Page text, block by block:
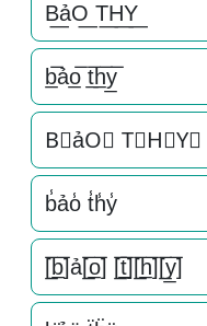
B͟ảO͟ T͟H͟Y͟
b̲̅ảo̲̅ t̲̅h̲̅y̲̅
B⃣ảO⃣ T⃣H⃣Y⃣
b̾ảo̾ t̾h̾y̾
[̲̅b̲̅]ả[̲̅o̲̅] [̲̅t̲̅][̲̅h̲̅][̲̅y̲̅]